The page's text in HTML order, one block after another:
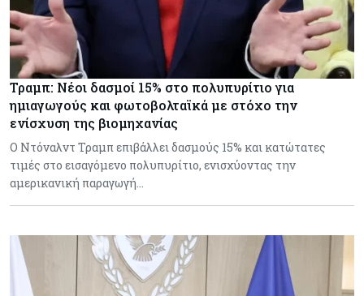
Τραμπ: Νέοι δασμοί 15% στο πολυπυρίτιο για
ημιαγωγούς και φωτοβολταϊκά με στόχο την
ενίσχυση της βιομηχανίας
Ο Ντόναλντ Τραμπ επιβάλλει δασμούς 15% και κατώτατες
τιμές στο εισαγόμενο πολυπυρίτιο, ενισχύοντας την
αμερικανική παραγωγή…